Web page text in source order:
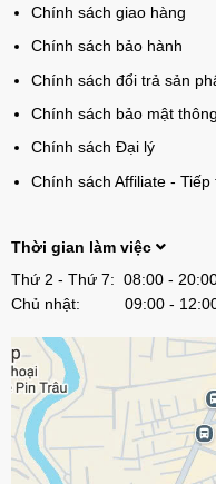
Chính sách giao hàng
Chính sách bảo hành
Chính sách đổi trả sản
Chính sách bảo mật
Chính sách Đại lý
Chính sách Affiliate - Tiếp
Thời gian làm việc
Thứ 2 - Thứ 7: 08:00 -
Chủ nhật: 09:00 -